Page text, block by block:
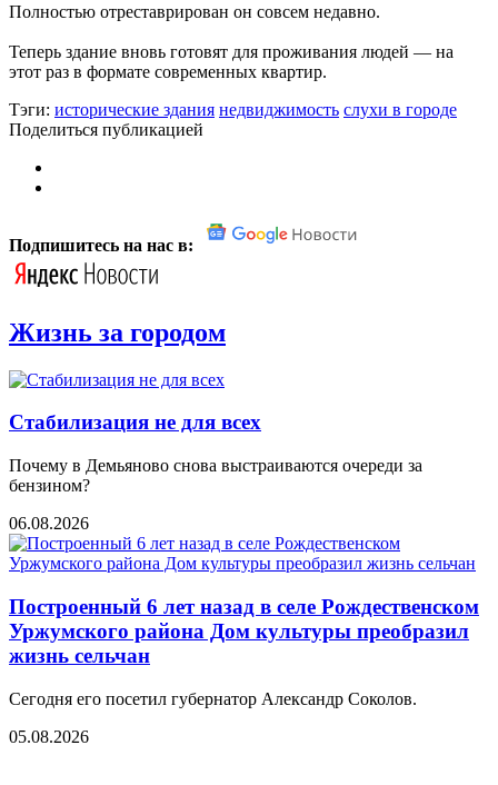
Полностью отреставрирован он совсем недавно.
Теперь здание вновь готовят для проживания людей — на
этот раз в формате современных квартир.
Тэги: исторические здания недвиджимость слухи в городе
Поделиться публикацией
Подпишитесь на нас в:
Жизнь за городом
Стабилизация не для всех
Почему в Демьяново снова выстраиваются очереди за
бензином?
06.08.2026
Построенный 6 лет назад в селе Рождественском
Уржумского района Дом культуры преобразил
жизнь сельчан
Сегодня его посетил губернатор Александр Соколов.
05.08.2026